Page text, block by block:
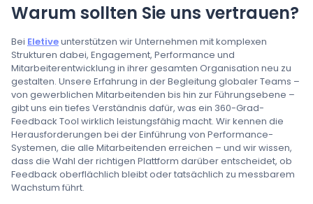
Warum sollten Sie uns vertrauen?
Bei Eletiveunterstützen wir Unternehmen mit komplexen
Strukturen dabei, Engagement, Performance und
Mitarbeiterentwicklung in ihrer gesamten Organisation neu zu
gestalten. Unsere Erfahrung in der Begleitung globaler Teams –
von gewerblichen Mitarbeitenden bis hin zur Führungsebene –
gibt uns ein tiefes Verständnis dafür, was ein 360-Grad-
Feedback Tool wirklich leistungsfähig macht. Wir kennen die
Herausforderungen bei der Einführung von Performance-
Systemen, die alle Mitarbeitenden erreichen – und wir wissen,
dass die Wahl der richtigen Plattform darüber entscheidet, ob
Feedback oberflächlich bleibt oder tatsächlich zu messbarem
Wachstum führt.